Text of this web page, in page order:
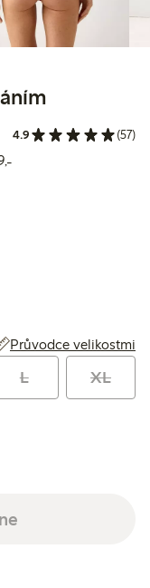
Kč
4.9 (57)
Nejnižší cena za
Průvodce velikostmi
L XL